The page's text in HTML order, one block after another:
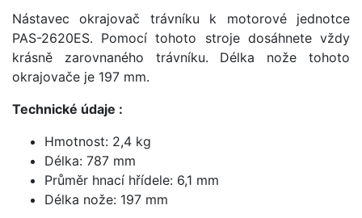
Nástavec okrajovač trávníku k motorové jednotce
PAS-2620ES. Pomocí tohoto stroje dosáhnete vždy
krásně zarovnaného trávníku. Délka nože tohoto
okrajovače je 197 mm.
Technické údaje :
Hmotnost: 2,4 kg
Délka: 787 mm
Průměr hnací hřídele: 6,1 mm
Délka nože: 197 mm